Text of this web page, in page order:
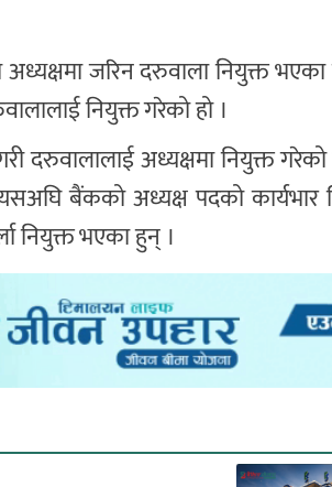
अध्यक्षमा जरिन दरुवाला नियुक्त
नियुक्त गरेको हो ।
अध्यक्षमा नियुक्त
बैंकको अध्यक्ष पदको कार्यभार
नियुक्त भएका हुन् ।